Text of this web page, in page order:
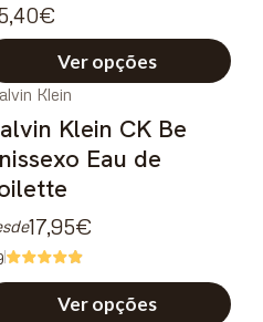
Ver opções
DESCONTO
Klein
Klein CK Be
Eau de
17,95€
Ver opções